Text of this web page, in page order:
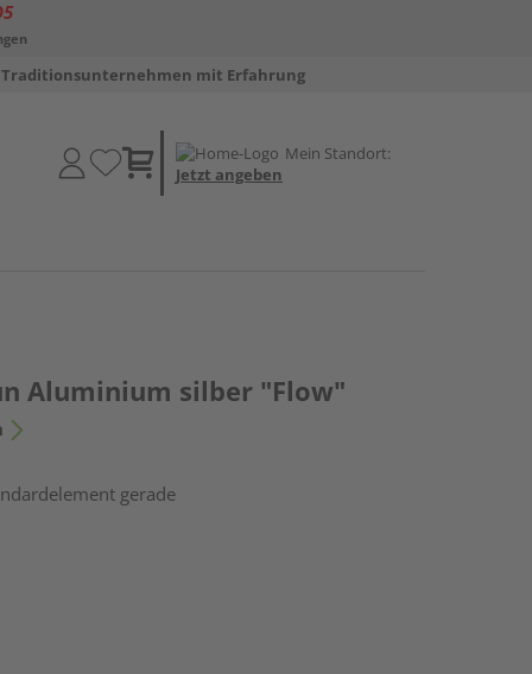
Traditionsunternehmen mit Erfahrung
Mein Standort:
Jetzt angeben
Aluminium silber "Flow"
gerade